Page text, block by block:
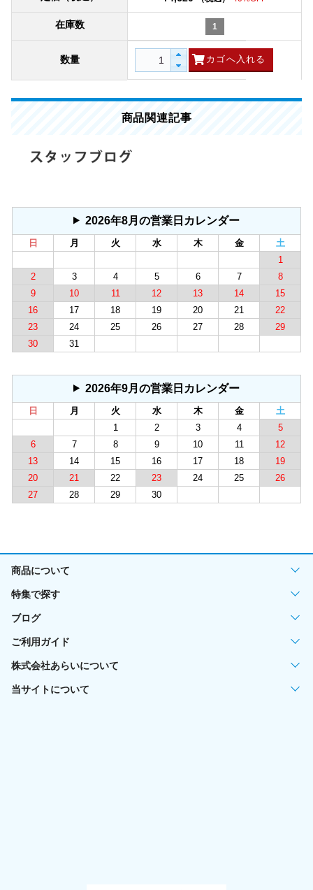
在庫数 1
数量
商品関連記事
2026年8月の営業日カレンダー
日 月 火 水 木 金
土
1
2
3 4 5 6 7
8
9
10 11 12 13 14
15
16
17 18 19 20 21
22
23
24 25 26 27 28
29
30
31
2026年9月の営業日カレンダー
日 月 火 水 木 金
土
1
2 3 4
5
6
7 8 9 10 11
12
13
14 15 16 17 18
19
20
21 22 23 24 25
26
27
28 29 30
商品について
特集で探す
ブログ
ご利用ガイド
株式会社あらいについて
当サイトについて